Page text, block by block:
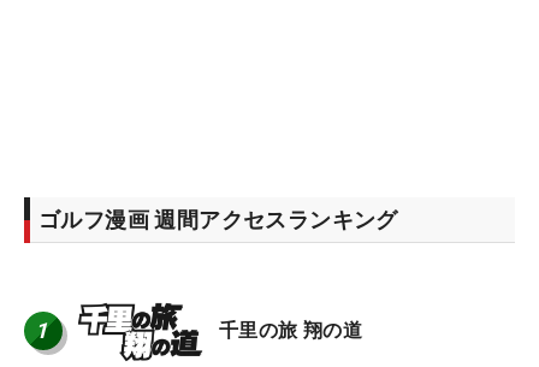
ゴルフ漫画 週間アクセスランキング
1 千里の旅 翔の道